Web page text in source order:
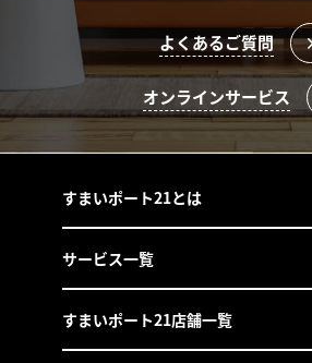
よくあるご質問
オンラインサービス
すまいポート21とは
サービス一覧
すまいポート21店舗一覧